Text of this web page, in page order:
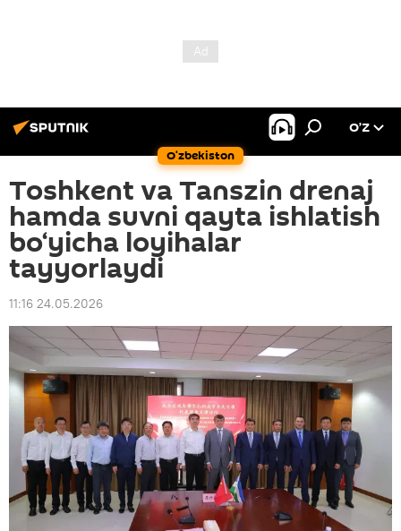
O‘zbekiston
O’Z
Toshkent va Tanszin drenaj
hamda suvni qayta ishlatish
bo‘yicha loyihalar
tayyorlaydi
11:16 24.05.2026